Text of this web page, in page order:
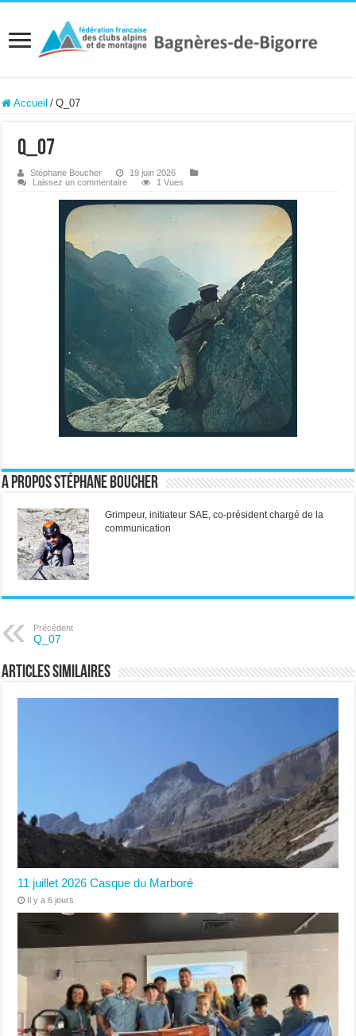
Accueil / Q_07
Q_07
Stéphane Boucher
19 juin 2026
Laissez un commentaire
1 Vues
A propos Stéphane Boucher
Grimpeur, initiateur SAE, co-président chargé de la
communication
Précédent
Q_07
Articles similaires
11 juillet 2026 Casque du Marboré
Il y a 6 jours